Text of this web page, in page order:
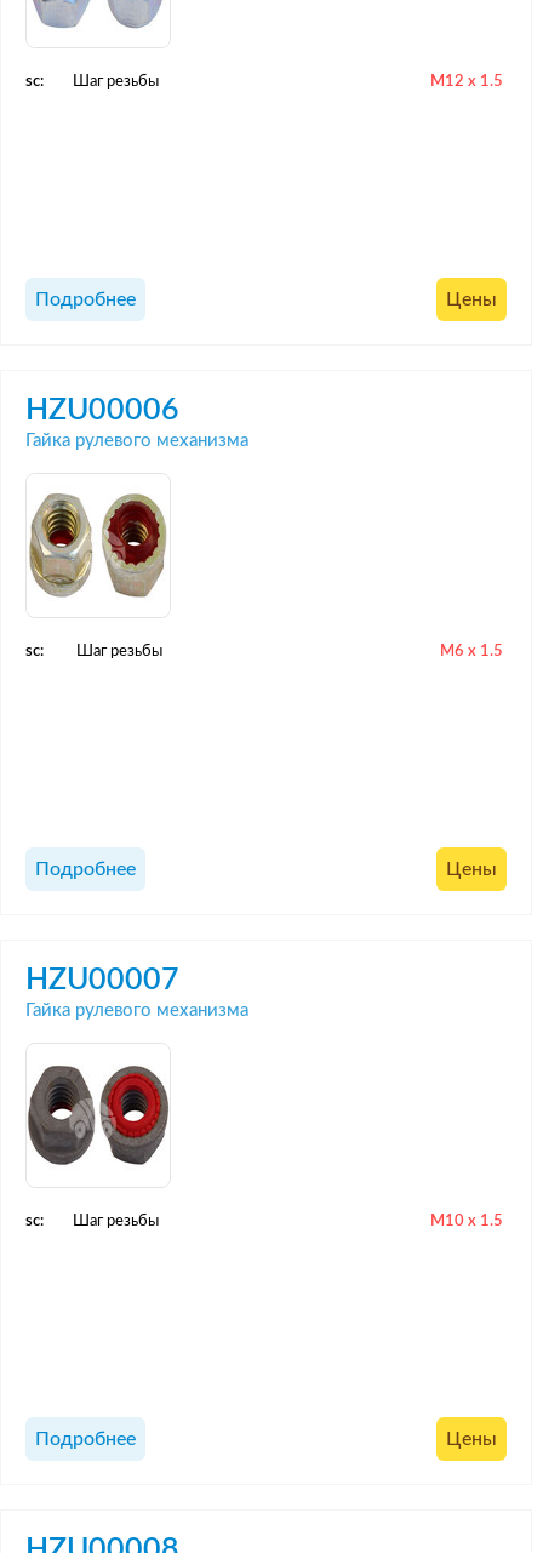
sc: Шаг резьбы M12 x 1.5
Подробнее Цены
HZU00006
Гайка рулевого механизма
sc: Шаг резьбы M6 x 1.5
Подробнее Цены
HZU00007
Гайка рулевого механизма
sc: Шаг резьбы M10 x 1.5
Подробнее Цены